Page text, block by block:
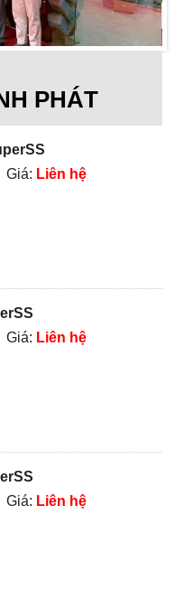
PHÁT
Giá: Liên hệ
Giá: Liên hệ
Giá: Liên hệ